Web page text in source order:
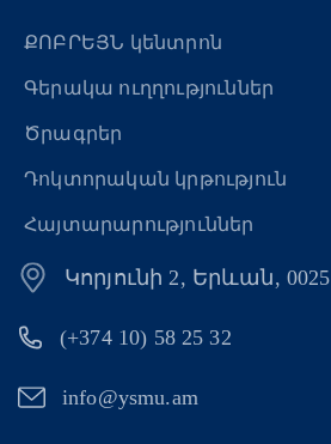
ՔՈԲՐԵՅՆ կենտրոն
Գերակա ուղղություններ
Ծրագրեր
Դոկտորական կրթություն
Հայտարարություններ
Կորյունի 2, Երևան, 0025
(+374 10) 58 25 32
info@ysmu.am